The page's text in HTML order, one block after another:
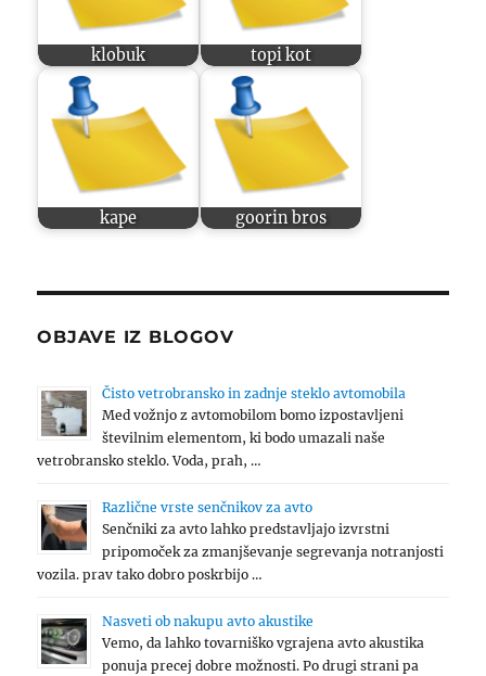
klobuk topi kot
kape goorin bros
OBJAVE IZ BLOGOV
Čisto vetrobransko in zadnje steklo avtomobila
Med vožnjo z avtomobilom bomo izpostavljeni
številnim elementom, ki bodo umazali naše
vetrobransko steklo. Voda, prah, …
Različne vrste senčnikov za avto
Senčniki za avto lahko predstavljajo izvrstni
pripomoček za zmanjševanje segrevanja notranjosti
vozila. prav tako dobro poskrbijo …
Nasveti ob nakupu avto akustike
Vemo, da lahko tovarniško vgrajena avto akustika
ponuja precej dobre možnosti. Po drugi strani pa